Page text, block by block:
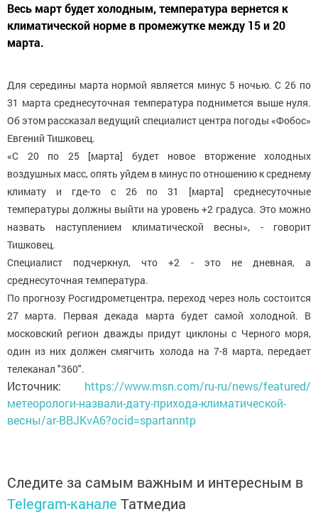
Весь март будет холодным, температура вернется к
климатической норме в промежутке между 15 и 20
марта.
Для середины марта нормой является минус 5 ночью. С 26 по
31 марта среднесуточная температура поднимется выше нуля.
Об этом рассказал ведущий специалист центра погоды «Фобос»
Евгений Тишковец.
«С 20 по 25 [марта] будет новое вторжение холодных
воздушных масс, опять уйдем в минус по отношению к среднему
климату и где-то с 26 по 31 [марта] среднесуточные
температуры должны выйти на уровень +2 градуса. Это можно
назвать наступлением климатической весны», - говорит
Тишковец.
Специалист подчеркнул, что +2 - это не дневная, а
среднесуточная температура.
По прогнозу Росгидрометцентра, переход через ноль состоится
27 марта. Первая декада марта будет самой холодной. В
московский регион дважды придут циклоны с Черного моря,
один из них должен смягчить холода на 7-8 марта, передает
телеканал "360".
Источник: https://www.msn.com/ru-ru/news/featured/
метеорологи-назвали-дату-прихода-климатической-
весны/ar-BBJKvA6?ocid=spartanntp
Следите за самым важным и интересным в
Telegram-канале Татмедиа